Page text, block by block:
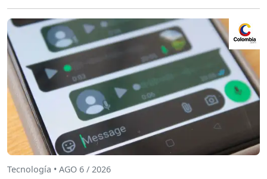
Tecnología • AGO 6 / 2026